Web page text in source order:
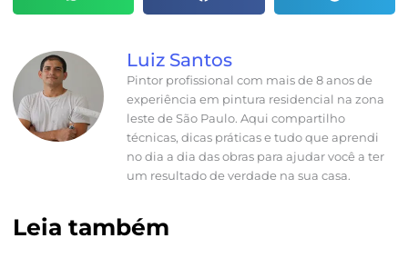
Luiz Santos
Pintor profissional com mais de 8 anos de
experiência em pintura residencial na zona
leste de São Paulo. Aqui compartilho
técnicas, dicas práticas e tudo que aprendi
no dia a dia das obras para ajudar você a ter
um resultado de verdade na sua casa.
Leia também